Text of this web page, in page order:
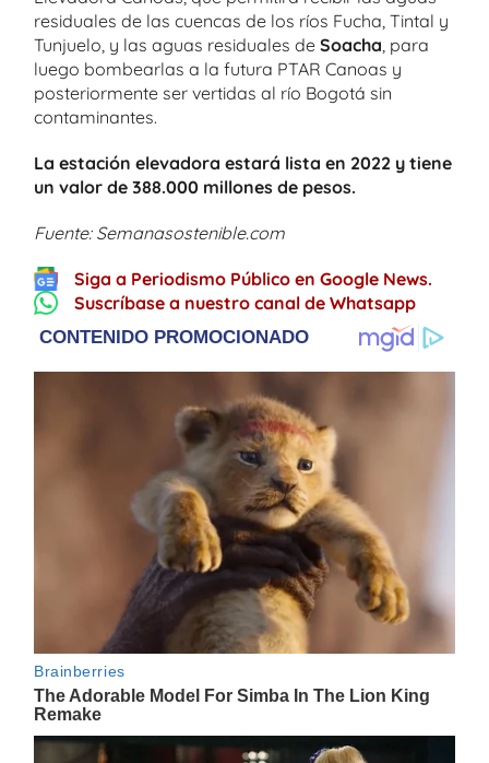
residuales de las cuencas de los ríos Fucha, Tintal y
Tunjuelo, y las aguas residuales de Soacha, para
luego bombearlas a la futura PTAR Canoas y
posteriormente ser vertidas al río Bogotá sin
contaminantes.
La estación elevadora estará lista en 2022 y tiene
un valor de 388.000 millones de pesos.
Fuente: Semanasostenible.com
Siga a Periodismo Público en Google News.
Suscríbase a nuestro canal de Whatsapp